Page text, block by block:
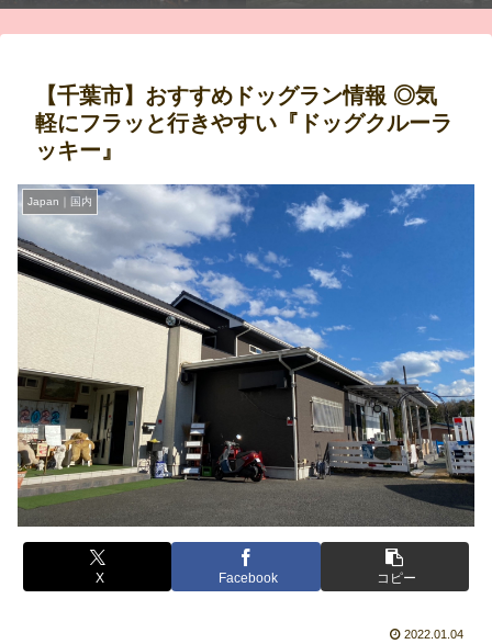
ーまとめ】
【千葉市】おすすめドッグラン情報 ◎気
軽にフラッと行きやすい『ドッグクルーラ
ッキー』
Japan｜国内
X Facebook コピー
2022.01.04